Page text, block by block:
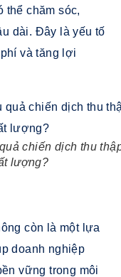
thể chăm sóc,
dài. Đây là yếu tố
và tăng lợi
chiến dịch thu
lượng?
còn là một lựa
doanh nghiệp
vững trong môi